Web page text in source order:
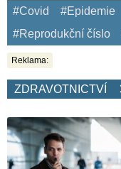
#Covid #Epidemie
#Reprodukční číslo
Reklama:
ZDRAVOTNICTVÍ